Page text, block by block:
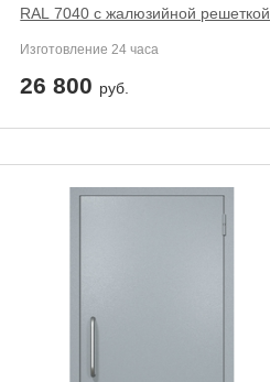
RAL 7040 с жалюзийной решеткой
Изготовление 24 часа
26 800 руб.